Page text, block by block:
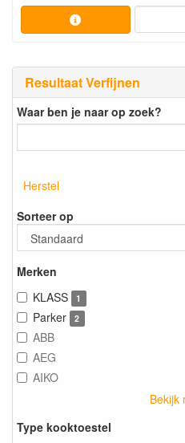
Resultaat Verfijnen
Waar ben je naar op zoek?
Herstel
Sorteer op
Merken
KLASS
1
Parker 2
ABB
AEG
AIKO
Bekijk
Type kooktoestel